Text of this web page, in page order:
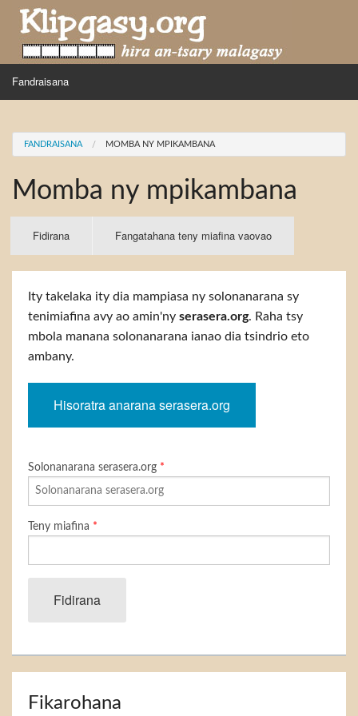
Skip to main content
MENU
Fandraisana
Hira nampidiriko
Hira tiako
Fidirana
You are here
FANDRAISANA MOMBA NY MPIKAMBANA
Momba ny mpikambana
Primary tabs
Fidirana Fangatahana teny miafina vaovao
Ity takelaka ity dia mampiasa ny solonanarana sy
tenimiafina avy ao amin'ny serasera.org. Raha tsy
mbola manana solonanarana ianao dia tsindrio eto
ambany.
Hisoratra anarana serasera.org
Solonanarana serasera.org *
Teny miafina *
Fidirana
Fikarohana